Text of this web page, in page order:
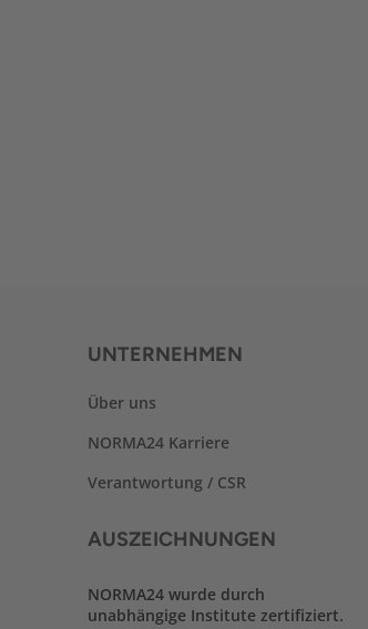
UNTERNEHMEN
Über uns
NORMA24 Karriere
Verantwortung / CSR
AUSZEICHNUNGEN
NORMA24 wurde durch
unabhängige Institute zertifiziert.